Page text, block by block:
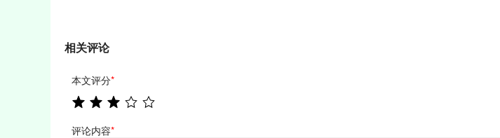
相关评论
本文评分*
评论内容*